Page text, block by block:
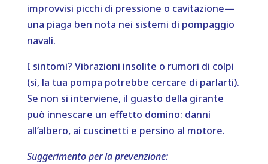
improvvisi picchi di pressione o cavitazione—
una piaga ben nota nei sistemi di pompaggio
navali.
I sintomi? Vibrazioni insolite o rumori di colpi
(sì, la tua pompa potrebbe cercare di parlarti).
Se non si interviene, il guasto della girante
può innescare un effetto domino: danni
all’albero, ai cuscinetti e persino al motore.
Suggerimento per la prevenzione: